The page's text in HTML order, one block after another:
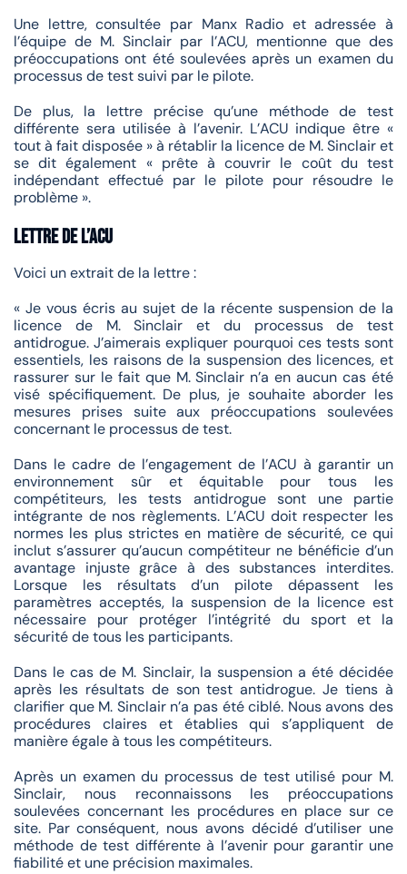
Une lettre, consultée par Manx Radio et adressée à
l’équipe de M. Sinclair par l’ACU, mentionne que des
préoccupations ont été soulevées après un examen du
processus de test suivi par le pilote.
De plus, la lettre précise qu’une méthode de test
différente sera utilisée à l’avenir. L’ACU indique être «
tout à fait disposée » à rétablir la licence de M. Sinclair et
se dit également « prête à couvrir le coût du test
indépendant effectué par le pilote pour résoudre le
problème ».
Lettre de l’ACU
Voici un extrait de la lettre :
« Je vous écris au sujet de la récente suspension de la
licence de M. Sinclair et du processus de test
antidrogue. J’aimerais expliquer pourquoi ces tests sont
essentiels, les raisons de la suspension des licences, et
rassurer sur le fait que M. Sinclair n’a en aucun cas été
visé spécifiquement. De plus, je souhaite aborder les
mesures prises suite aux préoccupations soulevées
concernant le processus de test.
Dans le cadre de l’engagement de l’ACU à garantir un
environnement sûr et équitable pour tous les
compétiteurs, les tests antidrogue sont une partie
intégrante de nos règlements. L’ACU doit respecter les
normes les plus strictes en matière de sécurité, ce qui
inclut s’assurer qu’aucun compétiteur ne bénéficie d’un
avantage injuste grâce à des substances interdites.
Lorsque les résultats d’un pilote dépassent les
paramètres acceptés, la suspension de la licence est
nécessaire pour protéger l’intégrité du sport et la
sécurité de tous les participants.
Dans le cas de M. Sinclair, la suspension a été décidée
après les résultats de son test antidrogue. Je tiens à
clarifier que M. Sinclair n’a pas été ciblé. Nous avons des
procédures claires et établies qui s’appliquent de
manière égale à tous les compétiteurs.
Après un examen du processus de test utilisé pour M.
Sinclair, nous reconnaissons les préoccupations
soulevées concernant les procédures en place sur ce
site. Par conséquent, nous avons décidé d’utiliser une
méthode de test différente à l’avenir pour garantir une
fiabilité et une précision maximales.